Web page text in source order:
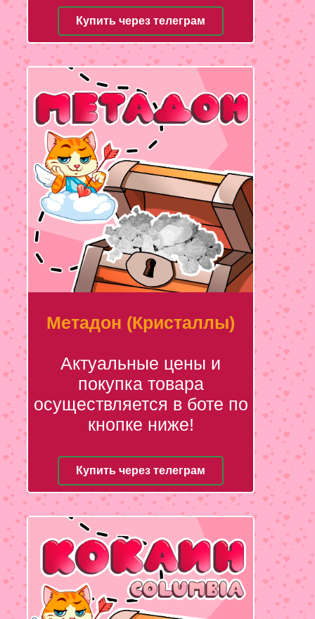
Купить через телеграм
Метадон (Кристаллы)
Актуальные цены и
покупка товара
осуществляется в боте по
кнопке ниже!
Купить через телеграм